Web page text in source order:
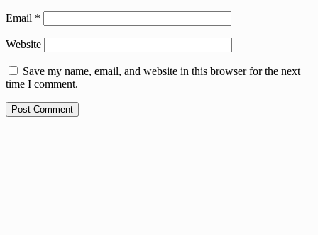
Email *
Website
Save my name, email, and website in this browser for the next
time I comment.